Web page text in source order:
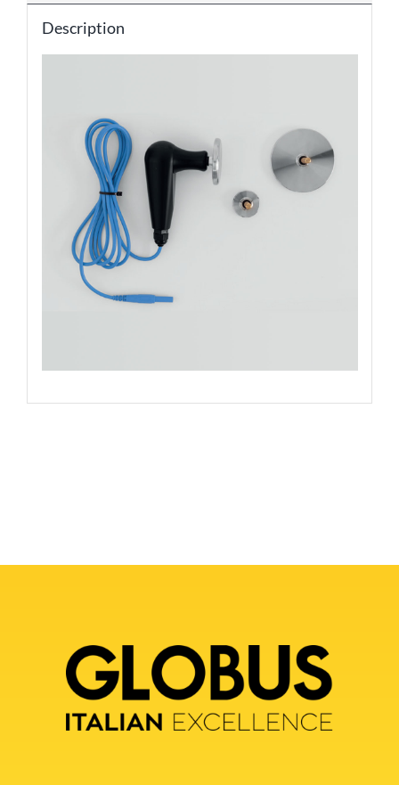
Description